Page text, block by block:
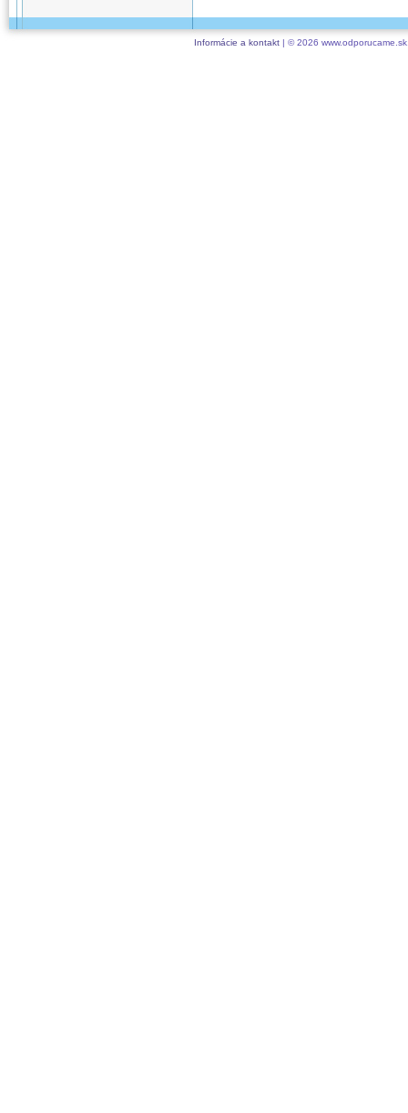
Informácie a kontakt| © 2026